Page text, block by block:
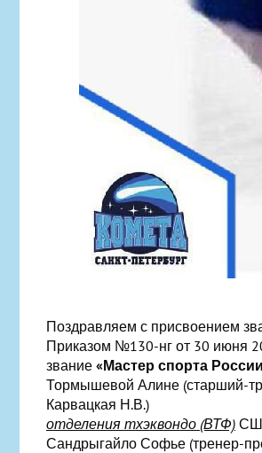
Поздравляем с присвоением
Приказом №130-нг от 30 июня
звание «Мастер спорта
Тормышевой Алине (старший-
Карвацкая Н.В.)
отделения тхэквондо (ВТФ)
Сандрыгайло Софье (тренер-